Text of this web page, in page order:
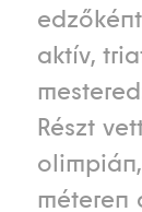
aktív,
Részt
méteren